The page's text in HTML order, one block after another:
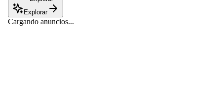
Explorar
Cargando anuncios...